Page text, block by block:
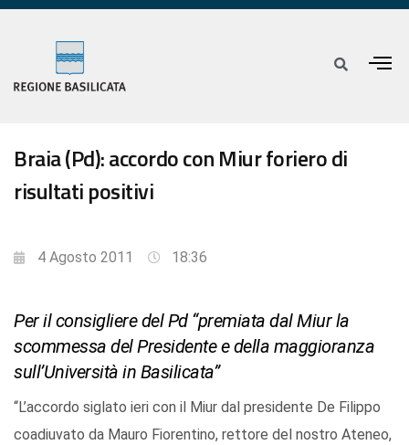
Braia (Pd): accordo con Miur foriero di
risultati positivi
4 Agosto 2011 18:36
Per il consigliere del Pd “premiata dal Miur la
scommessa del Presidente e della maggioranza
sull’Università in Basilicata”
“L’accordo siglato ieri con il Miur dal presidente De Filippo
coadiuvato da Mauro Fiorentino, rettore del nostro Ateneo,